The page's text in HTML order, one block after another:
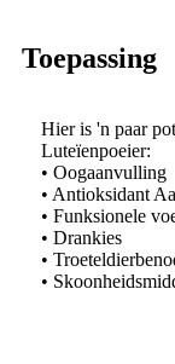
Toepassing
Hier is 'n paar
Luteïenpoeier:
• Oogaanvulling
• Antioksidant
• Funksionele
• Drankies
•
•